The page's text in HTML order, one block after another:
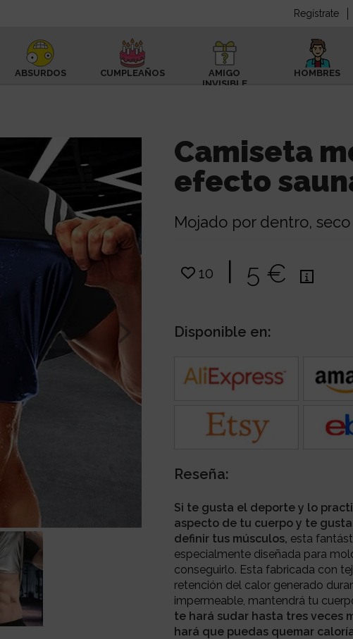
Regístrate
ABSURDOS CUMPLEAÑOS
AMIGO
INVISIBLE
HOMBRES
Camiseta
efecto
Mojado por dentro,
10 | 5 €
Disponible en:
Reseña:
Si te gusta el deporte y lo
aspecto de tu cuerpo y te
definir tus músculos, esta
especialmente diseñada para
conseguirlo. Esta fabricada con
retención del calor generado
impermeable, mantendrá tu
te hará sudar hasta tres veces
hará que puedas quemar